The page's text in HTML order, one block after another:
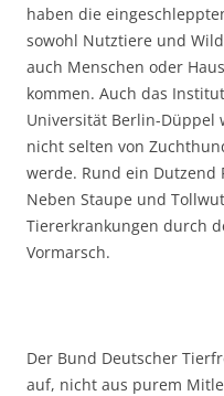
haben die
sowohl Nutztiere und
auch Menschen oder
kommen. Auch das
Universität Berlin-Düppel
nicht selten von
werde. Rund ein
Neben Staupe und
Tiererkrankungen durch
Vormarsch.
Der Bund Deutscher
auf, nicht aus purem